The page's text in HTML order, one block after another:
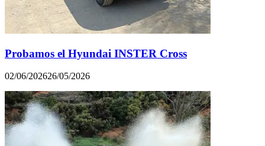
Probamos el Hyundai INSTER Cross
02/06/202626/05/2026